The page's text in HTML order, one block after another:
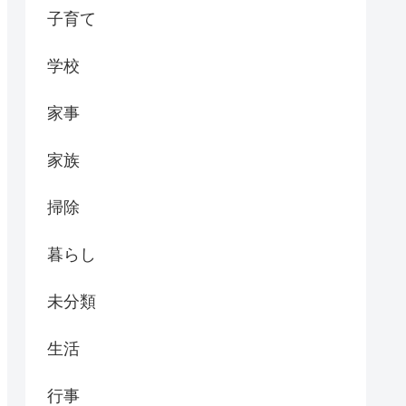
子育て
学校
家事
家族
掃除
暮らし
未分類
生活
行事